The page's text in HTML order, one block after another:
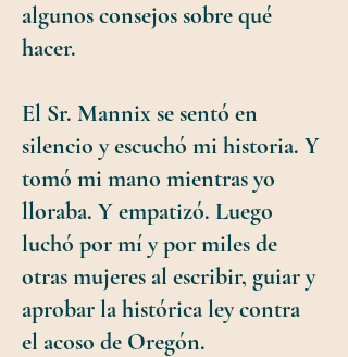
algunos consejos sobre qué
hacer.
El Sr. Mannix se sentó en
silencio y escuchó mi historia. Y
tomó mi mano mientras yo
lloraba. Y empatizó. Luego
luchó por mí y por miles de
otras mujeres al escribir, guiar y
aprobar la histórica ley contra
el acoso de Oregón.